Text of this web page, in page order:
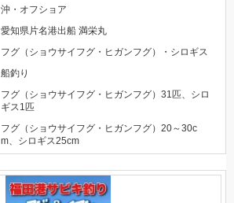
沖・オフショア
愛知県片名港出船 満栄丸
フグ（ショウサイフグ・ヒガンフグ）・シロギス
船釣り
フグ（ショウサイフグ・ヒガンフグ）31匹、シロ
ギス1匹
フグ（ショウサイフグ・ヒガンフグ）20～30c
m、シロギス25cm